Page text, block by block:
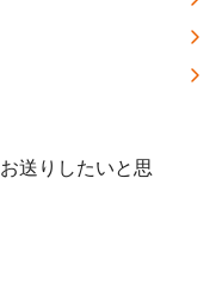
送りしたいと思